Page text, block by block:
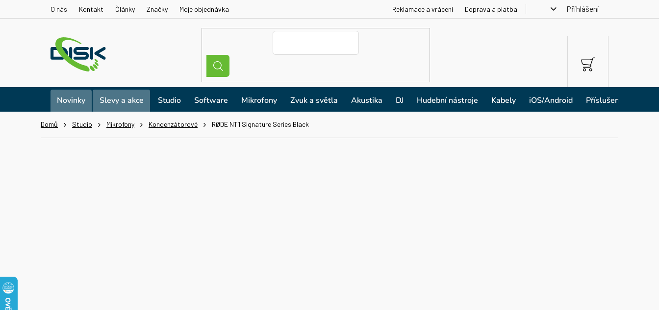
O nás Kontakt Články Značky Moje objednávka Reklamace a vrácení Doprava a platba Přihlášení
NÁKUPNÍ
KOŠÍK
Novinky Slevy a akce Studio Software Mikrofony Zvuk a světla Akustika DJ Hudební nástroje Kabely iOS/Android Příslušenství
Domů Studio Mikrofony Kondenzátorové RØDE NT1 Signature Series Black